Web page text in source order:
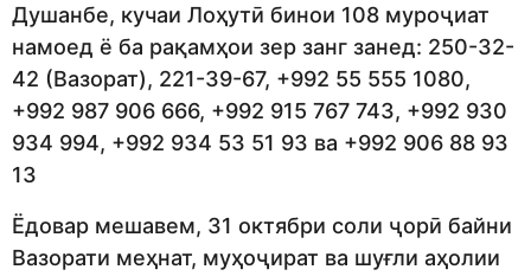
Душанбе, кучаи Лоҳутӣ бинои 108 муроҷиат
намоед ё ба рақамҳои зер занг занед: 250-32-
42 (Вазорат), 221-39-67, +992 55 555 1080,
+992 987 906 666, +992 915 767 743, +992 930
934 994, +992 934 53 51 93 ва +992 906 88 93
13
Ёдовар мешавем, 31 октябри соли ҷорӣ байни
Вазорати меҳнат, муҳоҷират ва шуғли аҳолии